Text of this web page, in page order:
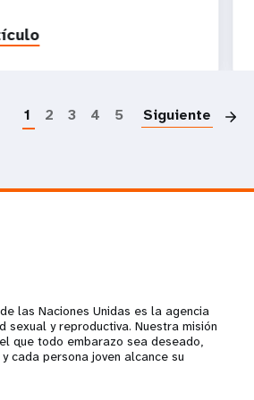
1 2 3 4 5 Siguiente
las Naciones Unidas es la agencia
sexual y reproductiva. Nuestra misión
que todo embarazo sea deseado,
cada persona joven alcance su